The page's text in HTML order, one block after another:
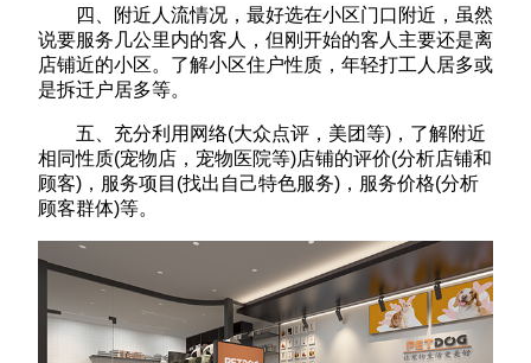
四、附近人流情况，最好选在小区门口附近，虽然
说要服务几公里内的客人，但刚开始的客人主要还是离
店铺近的小区。了解小区住户性质，年轻打工人居多或
是拆迁户居多等。
五、充分利用网络(大众点评，美团等)，了解附近
相同性质(宠物店，宠物医院等)店铺的评价(分析店铺和
顾客)，服务项目(找出自己特色服务)，服务价格(分析
顾客群体)等。